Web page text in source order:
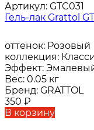
Артикул: GTC031
Гель-лак Grattol
оттенок: Розовый
коллекция:
Эффект:
Вес: 0.05 кг
Бренд: GRATTOL
350 ₽
В корзину